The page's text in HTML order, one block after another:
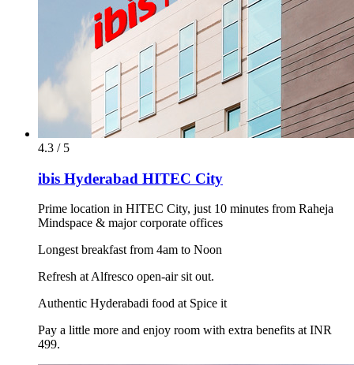
4.3 / 5
ibis Hyderabad HITEC City
Prime location in HITEC City, just 10 minutes from Raheja
Mindspace & major corporate offices
Longest breakfast from 4am to Noon
Refresh at Alfresco open-air sit out.
Authentic Hyderabadi food at Spice it
Pay a little more and enjoy room with extra benefits at INR
499.